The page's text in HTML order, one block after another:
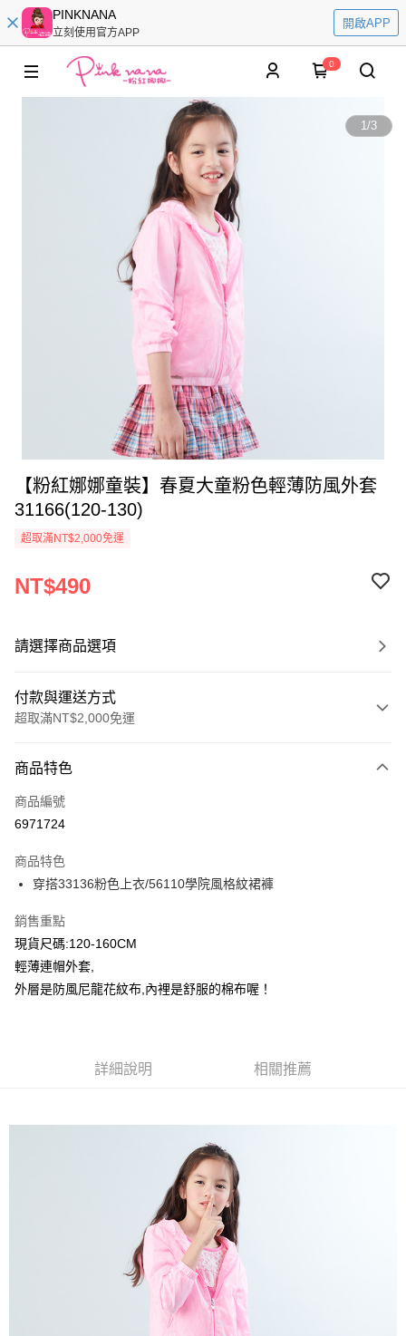
PINKNANA
立刻使用官方APP
開啟APP
0
1/3
【粉紅娜娜童裝】春夏大童粉色輕薄防風外套
31166(120-130)
超取滿NT$2,000免運
NT$490
請選擇商品選項
付款與運送方式
超取滿NT$2,000免運
信用卡一次付款
超商取貨付款
Apple Pay
Google Pay
ATM付款
運送方式
付款後全家取貨
每筆NT$80，滿NT$2,000(含以上)免運費
每筆NT$80，滿NT$2,000(含以上)免運費
每筆NT$80，滿NT$2,000(含以上)免運費
商品特色
商品編號
6971724
商品特色
穿搭33136粉色上衣/56110學院風格紋裙褲
銷售重點
現貨尺碼:120-160CM
輕薄連帽外套,
外層是防風尼龍花紋布,內裡是舒服的棉布喔！
詳細說明 相關推薦